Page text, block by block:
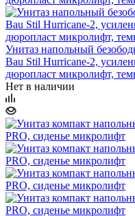
Унитаз напольный
Bau Stil Hurricane-2,
дюропласт микролифт,
Нет в наличии